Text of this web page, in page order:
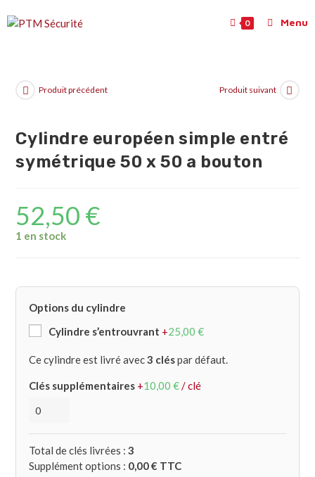
0 Menu
Produit précédent Produit suivant
Cylindre européen simple entré
symétrique 50 x 50 a bouton
52,50 €
1 en stock
Options du cylindre
Cylindre s’entrouvrant +25,00€
Ce cylindre est livré avec3 cléspar défaut.
Clés supplémentaires +10,00€/ clé
Total de clés livrées :3
Supplément options : 0,00€ TTC